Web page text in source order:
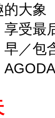
的大象
享受最
早／